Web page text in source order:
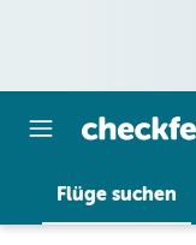
Flüge suchen